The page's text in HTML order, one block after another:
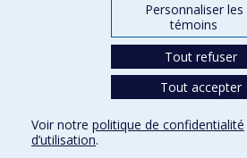
Accès au portail sécurisé du Secrétariat général
Recherche dans le vade-mecum
Conditions d’utilisation
Personnaliser les
témoins
Tout refuser
Tout accepter
Voir notre politique de confidentialité
d’utilisation.